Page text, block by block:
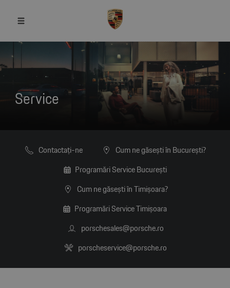
Service
Contactaţi-ne
Cum ne găsești în București?
Programări Service București
Cum ne găsești în Timișoara?
Programări Service Timișoara
porschesales@porsche.ro
porscheservice@porsche.ro